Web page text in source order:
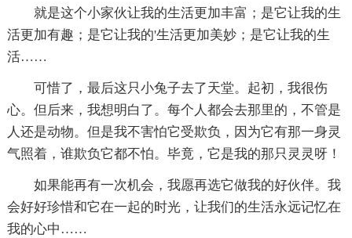
就是这个小家伙让我的生活更加丰富；是它让我的生
活更加有趣；是它让我的'生活更加美妙；是它让我的生
活……
可惜了，最后这只小兔子去了天堂。起初，我很伤
心。但后来，我想明白了。每个人都会去那里的，不管是
人还是动物。但是我不害怕它受欺负，因为它有那一身灵
气照着，谁欺负它都不怕。毕竟，它是我的那只灵灵呀！
如果能再有一次机会，我愿再选它做我的好伙伴。我
会好好珍惜和它在一起的时光，让我们的生活永远记忆在
我的心中……